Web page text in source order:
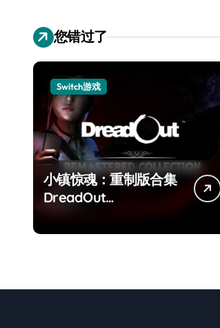
您错过了
Switch游戏
小镇惊魂：重制版合集
DreadOut
Remastered
Collection